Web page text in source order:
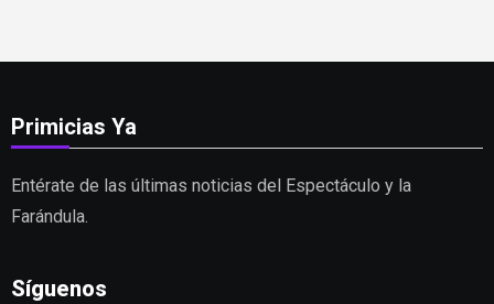
Primicias Ya
Entérate de las últimas noticias del Espectáculo y la
Farándula.
Síguenos